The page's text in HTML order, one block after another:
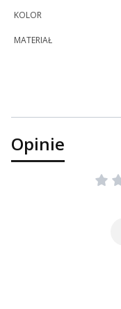
KOLOR
MATERIAŁ
Opinie